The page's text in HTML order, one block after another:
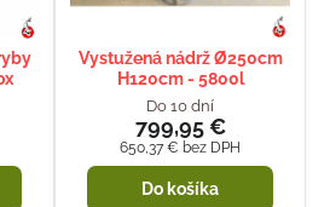
Vystužená nádrž Ø250cm
H120cm - 5800l
Do 10 dní
799,95 €
650,37 € bez DPH
Do košíka